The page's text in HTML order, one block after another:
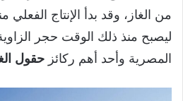
ليصبح منذ ذلك الوقت حجر
المصرية وأحد أهم ركائز حقول